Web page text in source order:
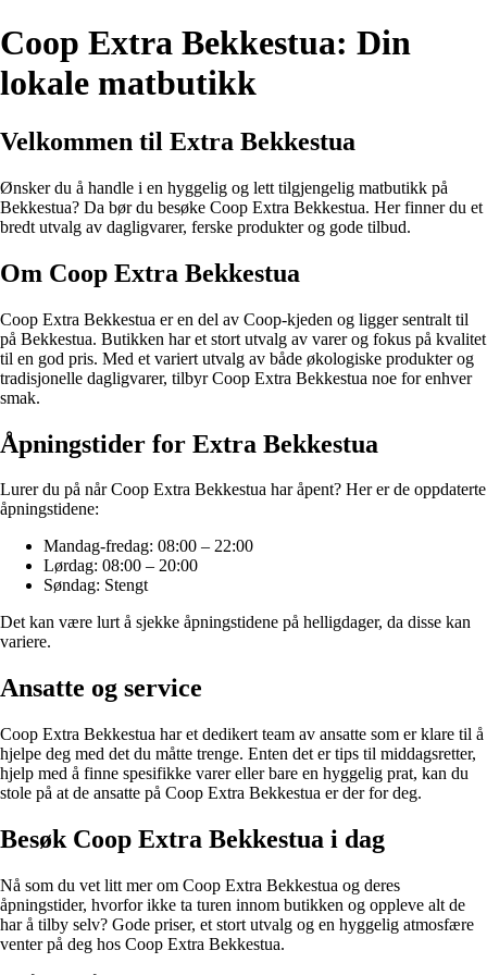
Coop Extra Bekkestua: Din
lokale matbutikk
Velkommen til Extra Bekkestua
Ønsker du å handle i en hyggelig og lett tilgjengelig matbutikk på
Bekkestua? Da bør du besøke Coop Extra Bekkestua. Her finner du et
bredt utvalg av dagligvarer, ferske produkter og gode tilbud.
Om Coop Extra Bekkestua
Coop Extra Bekkestua er en del av Coop-kjeden og ligger sentralt til
på Bekkestua. Butikken har et stort utvalg av varer og fokus på kvalitet
til en god pris. Med et variert utvalg av både økologiske produkter og
tradisjonelle dagligvarer, tilbyr Coop Extra Bekkestua noe for enhver
smak.
Åpningstider for Extra Bekkestua
Lurer du på når Coop Extra Bekkestua har åpent? Her er de oppdaterte
åpningstidene:
Mandag-fredag: 08:00 – 22:00
Lørdag: 08:00 – 20:00
Søndag: Stengt
Det kan være lurt å sjekke åpningstidene på helligdager, da disse kan
variere.
Ansatte og service
Coop Extra Bekkestua har et dedikert team av ansatte som er klare til å
hjelpe deg med det du måtte trenge. Enten det er tips til middagsretter,
hjelp med å finne spesifikke varer eller bare en hyggelig prat, kan du
stole på at de ansatte på Coop Extra Bekkestua er der for deg.
Besøk Coop Extra Bekkestua i dag
Nå som du vet litt mer om Coop Extra Bekkestua og deres
åpningstider, hvorfor ikke ta turen innom butikken og oppleve alt de
har å tilby selv? Gode priser, et stort utvalg og en hyggelig atmosfære
venter på deg hos Coop Extra Bekkestua.